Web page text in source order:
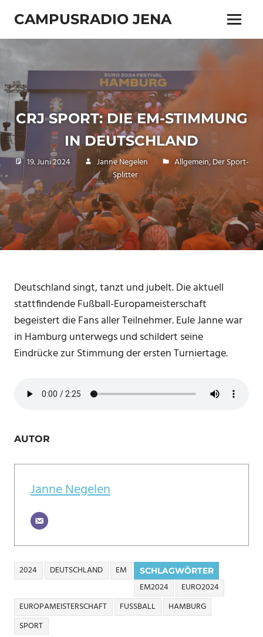
Inhalt
springen
CAMPUSRADIO JENA
103.4
Menü
CRJ SPORT: DIE EM-STIMMUNG
IN DEUTSCHLAND
19. Juni 2024 Janne Negelen Allgemein,Der Sport-
Splitter
Deutschland singt, tanzt und jubelt. Die aktuell
stattfindende Fußball-Europameisterschaft
begeistert die Fans aller Teilnehmer. Eule Janne war
in Hamburg unterwegs und schildert seine
Eindrücke zur Stimmung der ersten Turniertage.
AUTOR
Janne Negelen
SCHLAGWÖRTER
2024 DEUTSCHLAND
EM
EM2024
EURO2024
EUROPAMEISTERSCHAFT
FUSSBALL
HAMBURG
SPORT